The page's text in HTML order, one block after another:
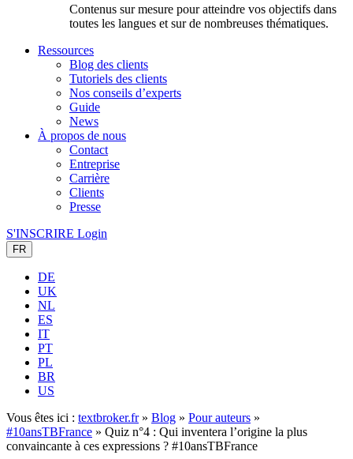
Contenus sur mesure pour atteindre vos objectifs dans
toutes les langues et sur de nombreuses thématiques.
Ressources
Blog des clients
Tutoriels des clients
Nos conseils d’experts
Guide
News
À propos de nous
Contact
Entreprise
Carrière
Clients
Presse
S'INSCRIRE Login
FR
DE
UK
NL
ES
IT
PT
PL
BR
US
Vous êtes ici : textbroker.fr» Blog » Pour auteurs »
#10ansTBFrance » Quiz n°4 : Qui inventera l’origine la plus
convaincante à ces expressions ? #10ansTBFrance